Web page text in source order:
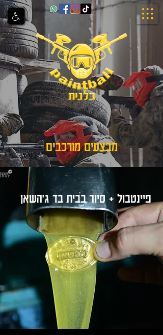
מבצעים מורכבים
פיינטבול + סיור בבית בד ג'השאן